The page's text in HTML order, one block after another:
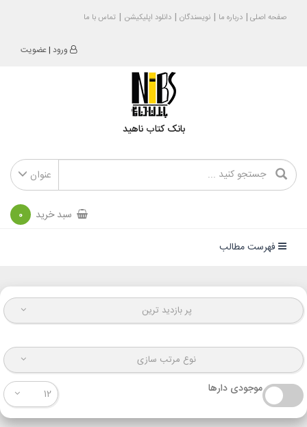
صفحه اصلی درباره ما نویسندگان دانلود اپلیکیشن تماس با ما
ورود |عضویت
بانک کتاب ناهید
عنوان
سبد خرید 0
فهرست مطالب
پر بازدید ترین
نوع مرتب سازی
موجودی دارها 12